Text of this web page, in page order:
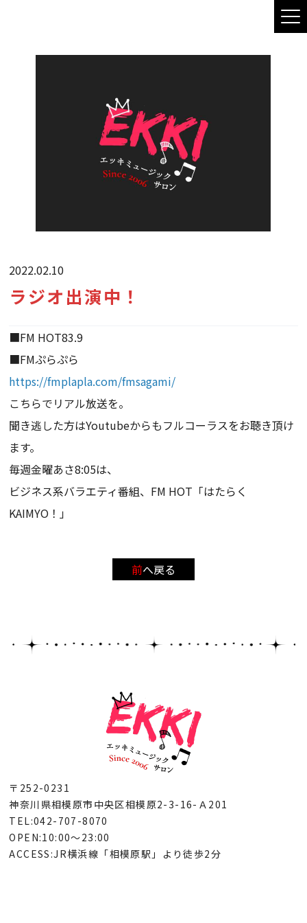
2022.02.10
ラジオ出演中！
■FM HOT83.9
■FMぷらぷら
https://fmplapla.com/fmsagami/
こちらでリアル放送を。
聞き逃した方はYoutubeからもフルコーラスをお聴き頂け
ます。
毎週金曜あさ8:05は、
ビジネス系バラエティ番組、FM HOT「はたらく
KAIMYO！」
前へ戻る
〒252-0231
神奈川県相模原市中央区相模原2-3-16-Ａ201
TEL:042-707-8070
OPEN:10:00～23:00
ACCESS:JR横浜線「相模原駅」より徒歩2分